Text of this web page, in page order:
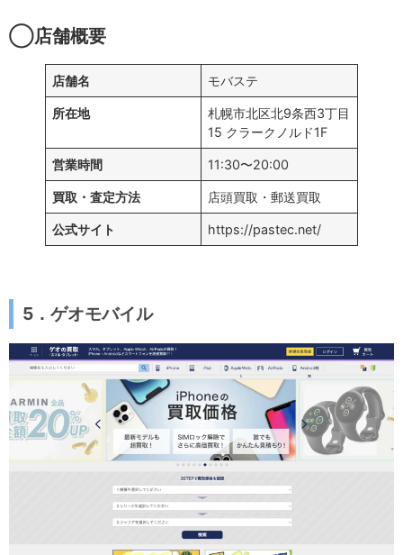
◯店舗概要
店舗名 モバステ
所在地
札幌市北区北9条西3丁目
15 クラークノルド1F
営業時間 11:30〜20:00
買取・査定方法 店頭買取・郵送買取
公式サイト https://pastec.net/
5．ゲオモバイル